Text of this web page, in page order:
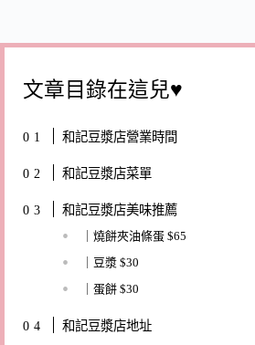
文章目錄在這兒♥
和記豆漿店營業時間
和記豆漿店菜單
和記豆漿店美味推薦
｜燒餅夾油條蛋 $65
｜豆漿 $30
｜蛋餅 $30
和記豆漿店地址